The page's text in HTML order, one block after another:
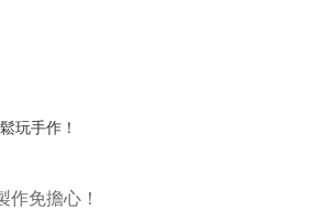
玩手作！
作免擔心！